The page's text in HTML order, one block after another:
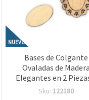
NUEVO
Bases de Colgante
Ovaladas de Madera
Elegantes en 2
26x41,5x2,5 mm con
Sku: 122180